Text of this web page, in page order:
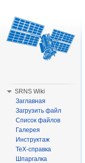
SRNS Wiki
Заглавная
Загрузить файл
Список файлов
Галерея
Инструктаж
TeX-справка
Шпаргалка